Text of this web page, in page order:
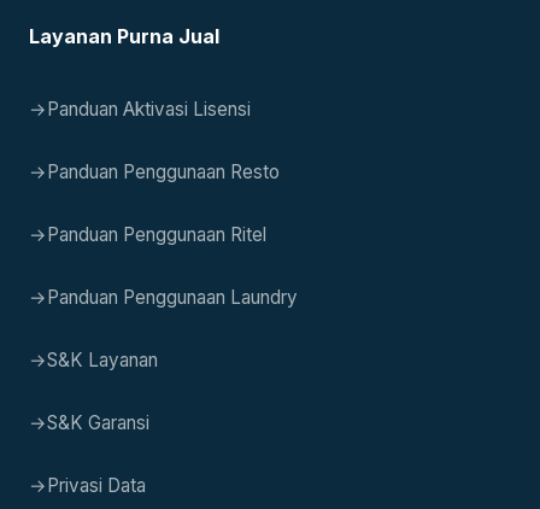
Layanan Purna Jual
→Panduan Aktivasi Lisensi
→Panduan Penggunaan Resto
→Panduan Penggunaan Ritel
→Panduan Penggunaan Laundry
→S&K Layanan
→S&K Garansi
→Privasi Data